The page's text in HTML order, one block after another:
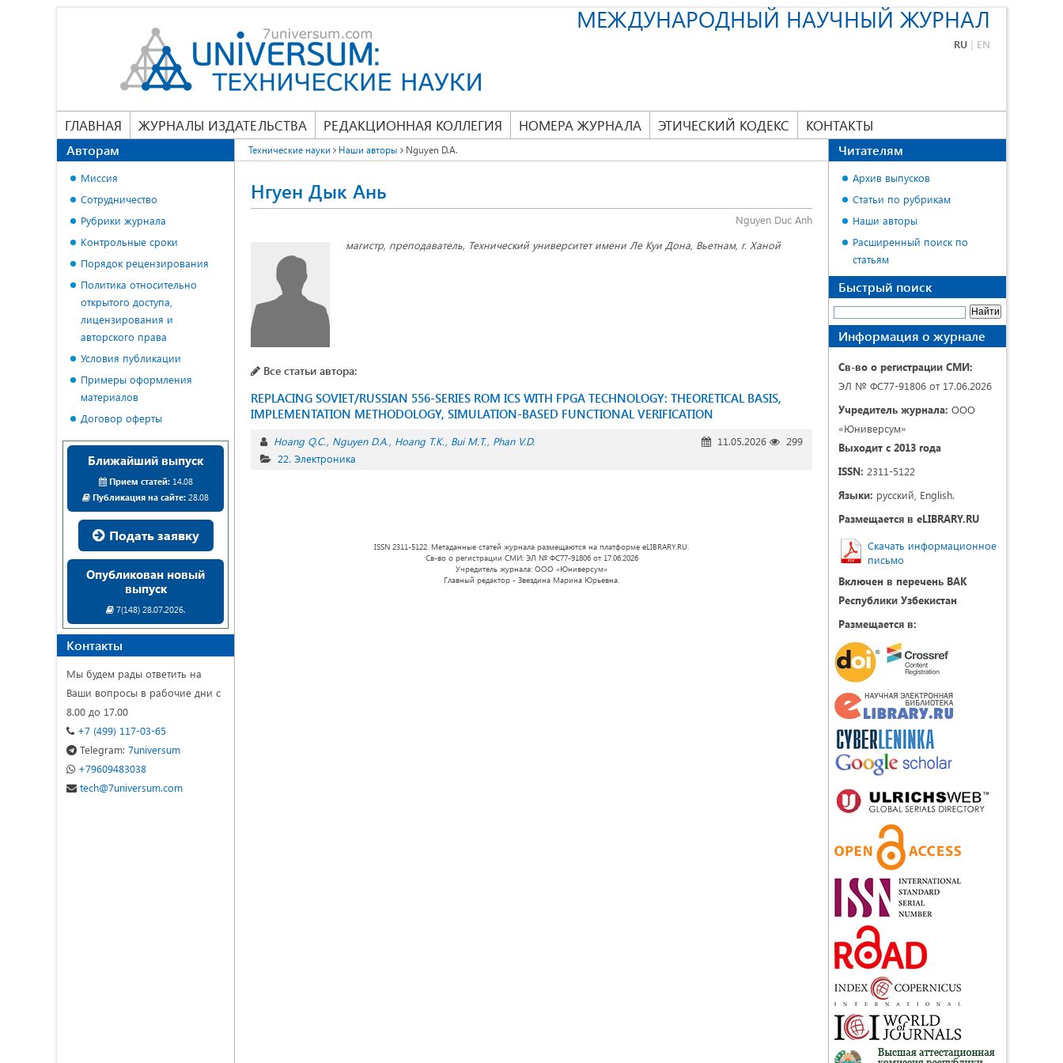
МЕЖДУНАРОДНЫЙ НАУЧНЫЙ ЖУРНАЛ
RU | EN
ГЛАВНАЯ ЖУРНАЛЫ ИЗДАТЕЛЬСТВА РЕДАКЦИОННАЯ КОЛЛЕГИЯ НОМЕРА ЖУРНАЛА ЭТИЧЕСКИЙ КОДЕКС КОНТАКТЫ
Технические науки Наши авторы Nguyen D.A.
Нгуен Дык Ань
Nguyen Duc Anh
магистр, преподаватель, Технический университет имени Ле Куи Дона, Вьетнам, г. Ханой
Все статьи автора:
REPLACING SOVIET/RUSSIAN 556-SERIES ROM ICS WITH FPGA TECHNOLOGY: THEORETICAL BASIS,
IMPLEMENTATION METHODOLOGY, SIMULATION-BASED FUNCTIONAL VERIFICATION
Hoang Q.C. Nguyen D.A. Hoang T.K. Bui M.T. Phan V.D. 11.05.2026
299
22. Электроника
ISSN 2311-5122. Метаданные статей журнала размещаются на платформе eLIBRARY.RU.
Св-во о регистрации СМИ: ЭЛ № ФС77-91806 от 17.06.2026
Учредитель журнала: ООО «Юниверсум»
Главный редактор - Звездина Марина Юрьевна.
Авторам
Миссия
Сотрудничество
Рубрики журнала
Контрольные сроки
Порядок рецензирования
Политика относительно
открытого доступа,
лицензирования и
авторского права
Условия публикации
Примеры оформления
материалов
Договор оферты
Ближайший выпуск
Прием статей:14.08
Публикация на сайте: 28.08
Подать заявку
Опубликован новый
выпуск
7(148) 28.07.2026.
Контакты
Мы будем рады ответить на
Ваши вопросы в рабочие дни с
8.00 до 17.00
+7 (499) 117-03-65
Telegram: 7universum
+79609483038
tech@7universum.com
Читателям
Архив выпусков
Статьи по рубрикам
Наши авторы
Расширенный поиск по
статьям
Быстрый поиск
Информация о журнале
Св-во о регистрации СМИ:
ЭЛ № ФС77-91806 от 17.06.2026
Учредитель журнала: ООО
«Юниверсум»
Выходит с 2013 года
ISSN: 2311-5122
Языки: русский, English.
Размещается в eLIBRARY.RU
Скачать информационное
письмо
Включен в перечень ВАК
Республики Узбекистан
Размещается в: